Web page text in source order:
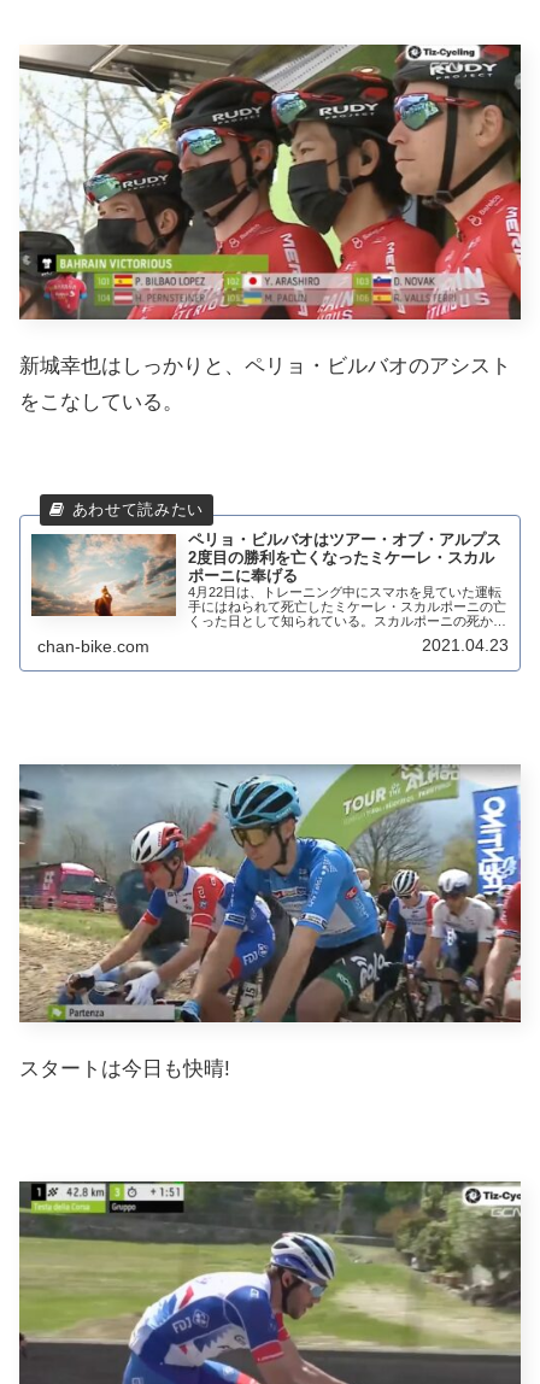
新城幸也はしっかりと、ペリョ・ビルバオのアシスト
をこなしている。
ペリョ・ビルバオはツアー・オブ・アルプス
2度目の勝利を亡くなったミケーレ・スカル
ポーニに奉げる
4月22日は、トレーニング中にスマホを見ていた運転
手にはねられて死亡したミケーレ・スカルポーニの亡
くった日として知られている。スカルポーニの死から
chan-bike.com 2021.04.23
スタートは今日も快晴!